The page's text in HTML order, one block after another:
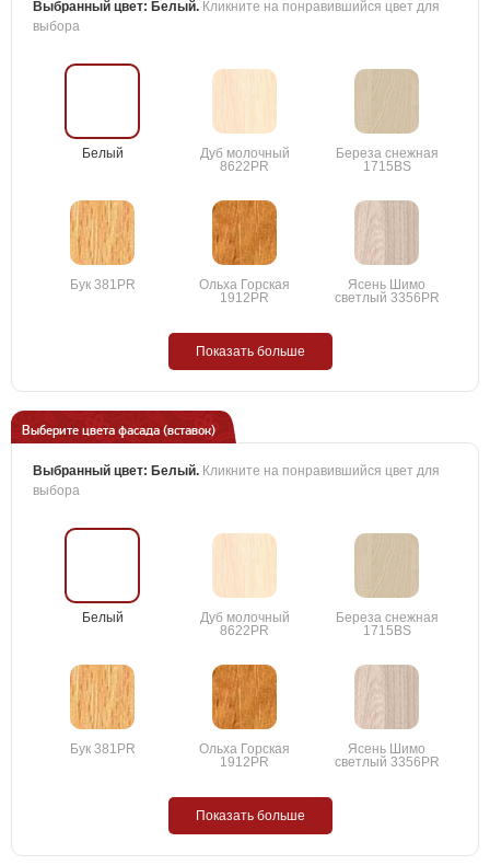
Выбранный цвет: Белый. Кликните на понравившийся цвет для
выбора
Белый
Дуб молочный
8622PR
Береза снежная
1715BS
Бук 381PR
Ольха Горская
1912PR
Ясень Шимо
светлый 3356PR
Показать больше
Выберите цвета фасада (вставок)
Выбранный цвет: Белый. Кликните на понравившийся цвет для
выбора
Белый
Дуб молочный
8622PR
Береза снежная
1715BS
Бук 381PR
Ольха Горская
1912PR
Ясень Шимо
светлый 3356PR
Показать больше